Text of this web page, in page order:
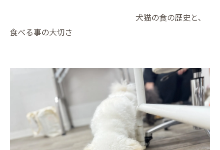
犬猫の食の歴史と、
食べる事の大切さ